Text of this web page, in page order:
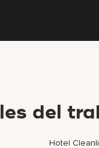
del
Hotel